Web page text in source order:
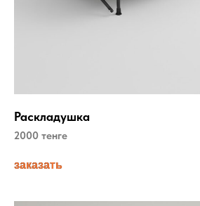
Раскладушка
2000 тенге
заказать